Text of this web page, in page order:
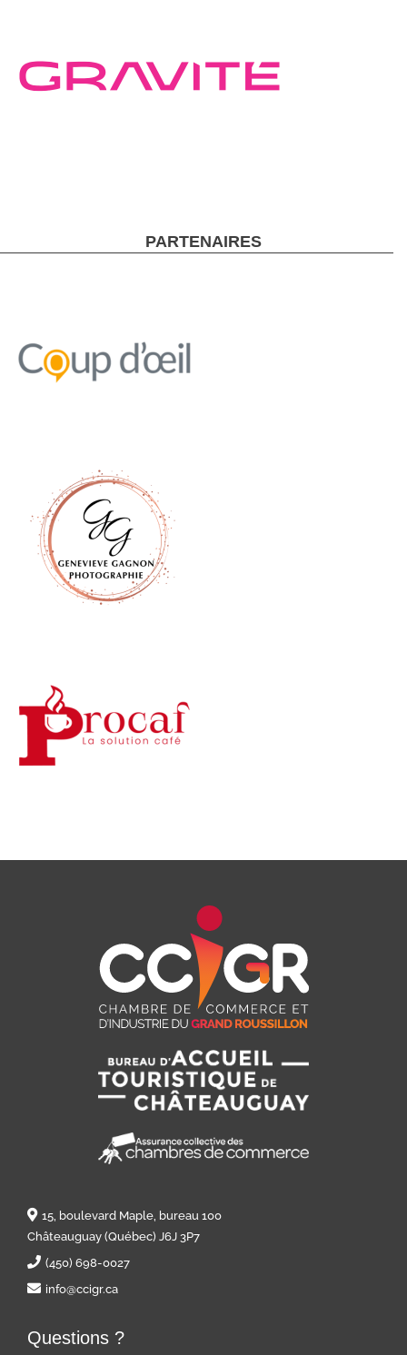
PARTENAIRES
15, boulevard Maple, bureau 100
Châteauguay (Québec) J6J 3P7
(450) 698-0027
info@ccigr.ca
Questions ?